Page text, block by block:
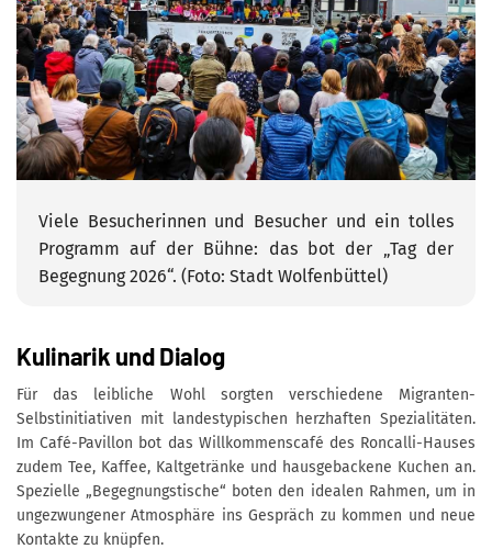
Viele Besucherinnen und Besucher und ein tolles
Programm auf der Bühne: das bot der „Tag der
Begegnung 2026“. (Foto: Stadt Wolfenbüttel)
Kulinarik und Dialog
Für das leibliche Wohl sorgten verschiedene Migranten-
Selbstinitiativen mit landestypischen herzhaften Spezialitäten.
Im Café-Pavillon bot das Willkommenscafé des Roncalli-Hauses
zudem Tee, Kaffee, Kaltgetränke und hausgebackene Kuchen an.
Spezielle „Begegnungstische“ boten den idealen Rahmen, um in
ungezwungener Atmosphäre ins Gespräch zu kommen und neue
Kontakte zu knüpfen.